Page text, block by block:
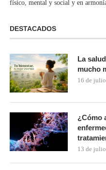
físico, mental y social y en
DESTACADOS
La
mucho
16 de
¿Cómo
13 de